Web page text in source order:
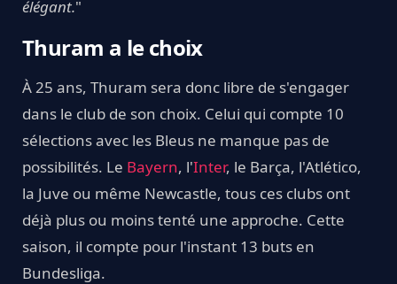
élégant."
Thuram a le choix
À 25 ans, Thuram sera donc libre de s'engager
dans le club de son choix. Celui qui compte 10
sélections avec les Bleus ne manque pas de
possibilités. Le Bayern, l'Inter, le Barça, l'Atlético,
la Juve ou même Newcastle, tous ces clubs ont
déjà plus ou moins tenté une approche. Cette
saison, il compte pour l'instant 13 buts en
Bundesliga.